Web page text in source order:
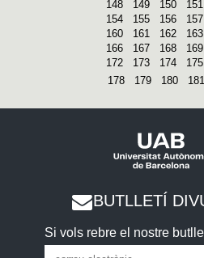
148
149 150 151
154
155 156 157
160
161 162 163
166
167 168 169
172
173 174 175
178
179 180 181
BUTLLETÍ
Si vols rebre el nostre